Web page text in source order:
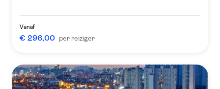
Vanaf
€ 296,00 per reiziger